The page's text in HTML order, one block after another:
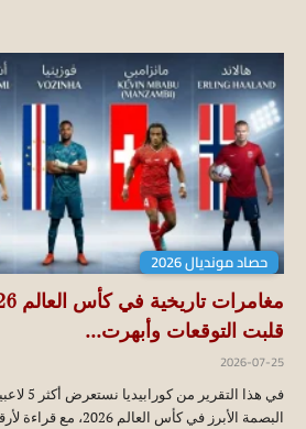
حصاد مونديال 2026
قلبت التوقعات وأبهرت...
2026-07-25
في هذا
البصمة الأبرز في كأس